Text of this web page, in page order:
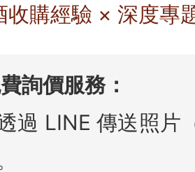
收購經驗 × 深度專
詢價服務：
過 LINE 傳送照片